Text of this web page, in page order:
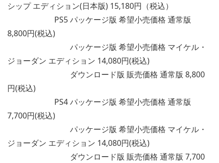
シップ エディション(日本版) 15,180円（税込）
PS5 パッケージ版 希望小売価格 通常版
8,800円(税込)
パッケージ版 希望小売価格 マイケル・
ジョーダン エディション 14,080円(税込)
ダウンロード版 販売価格 通常版 8,800
円(税込)
PS4 パッケージ版 希望小売価格 通常版
7,700円(税込)
パッケージ版 希望小売価格 マイケル・
ジョーダン エディション 14,080円(税込)
ダウンロード版 販売価格 通常版 7,700